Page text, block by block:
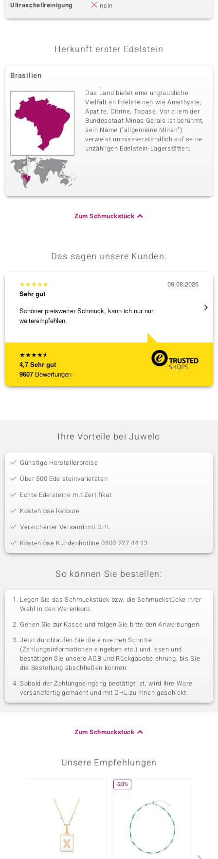
Ultraschallreinigung
nein
Herkunft erster Edelstein
Brasilien
Das Land bietet eine unglaubliche
Vielfalt an Edelsteinen wie Amethyste,
Apatite, Citrine, Topase. Vor allem der
Bundesstaat Minas Gerais ist berühmt,
sein Name ("allgemeine Minen")
verweist unmissverständlich auf seine
unzähligen Edelstein-Lagerstätten.
Zum Schmuckstück
Das sagen unsere Kunden:
★★★★★
4,7 Sehr gut
9607 Bewertungen
★★★★★
Sehr gut
Schöner preiswerter Schmuck, kann ich nur nur
weiterempfehlen.
09.08.2026
Sehr
Ihre Vorteile bei Juwelo
Günstige Herstellerpreise
Über 500 Edelsteinvarietäten
Echte Edelsteine mit Zertifikat
Kostenlose Retoure
Versicherter Versand mit DHL
Kostenlose Kundenhotline 0800 227 44 13
So können Sie bestellen:
Legen Sie das Schmuckstück bzw. die Schmuckstücke Ihrer
Wahl in den Warenkorb.
Gehen Sie zur Kasse und folgen Sie bitte den Anweisungen.
Jetzt durchlaufen Sie die einzelnen Schritte
(Zahlungsinformationen eingeben etc.) und lesen und
bestätigen Sie unsere AGB und Rückgabebelehrung, bis Sie
die Bestellung abschließen können.
Sobald der Zahlungseingang bestätigt ist, wird Ihre Ware
versandfertig gemacht und mit DHL zu Ihnen geschickt.
Zum Schmuckstück
Unsere Empfehlungen
-20%